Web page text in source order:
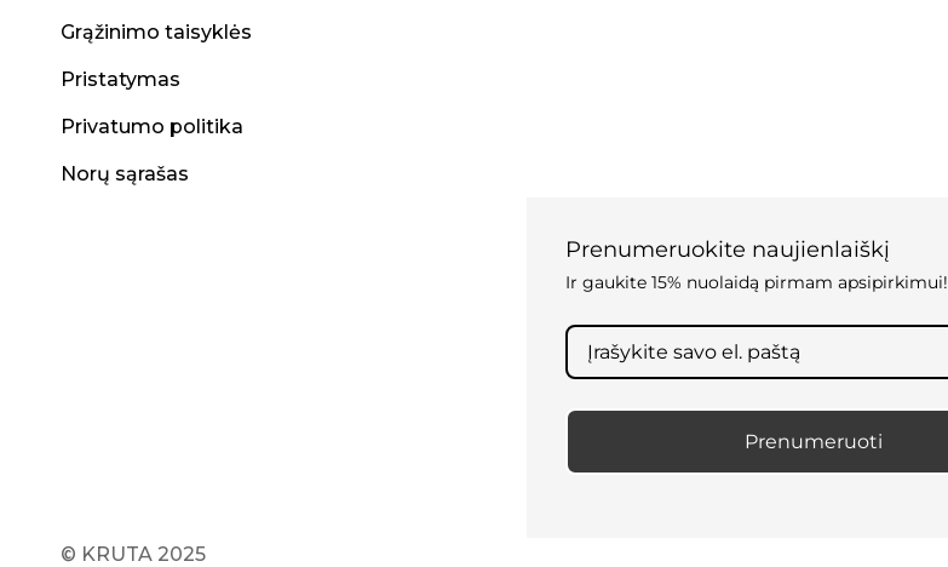
Grąžinimo taisyklės
Pristatymas
Privatumo politika
Norų sąrašas
Prenumeruokite naujienlaiškį
Ir gaukite 15% nuolaidą pirmam apsipirkimui!
Prenumeruoti
© KRUTA 2025